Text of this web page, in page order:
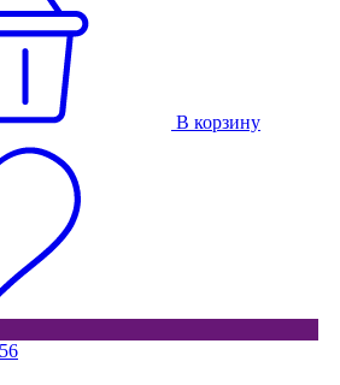
В корзину